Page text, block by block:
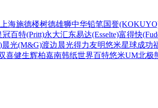
上海施德楼树德雄狮中华铅笔国誉
冠百特(Pritt)永大汇东易达(Esselte)富得快
晨光(M&G)渡边 晨光得力友明悠米星球成功
喜健生辉柏嘉南韩纸世界百特悠米UM北极